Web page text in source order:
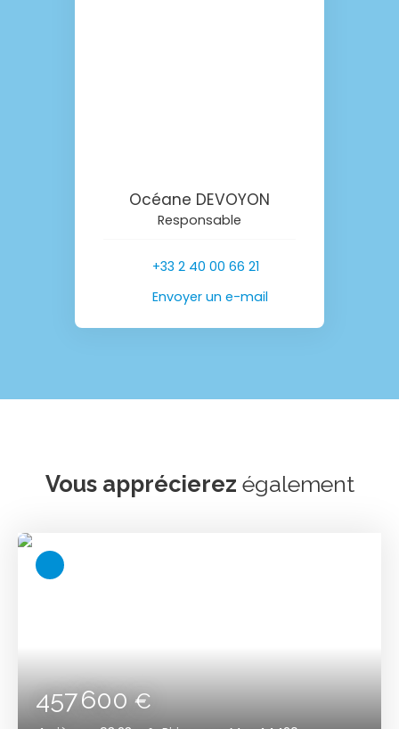
Océane DEVOYON
Responsable
+33 2 40 00 66 21
Envoyer un e-mail
Vous apprécierez également
457 600€